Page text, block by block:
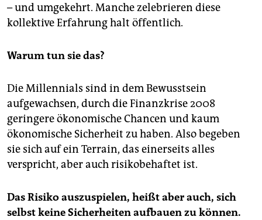
– und umgekehrt. Manche zelebrieren diese
kollektive Erfahrung halt öffentlich.
Warum tun sie das?
Die Millennials sind in dem Bewusstsein
aufgewachsen, durch die Finanzkrise 2008
geringere ökonomische Chancen und kaum
ökonomische Sicherheit zu haben. Also begeben
sie sich auf ein Terrain, das einerseits alles
verspricht, aber auch risikobehaftet ist.
Das Risiko auszuspielen, heißt aber auch, sich
selbst keine Sicherheiten aufbauen zu können.